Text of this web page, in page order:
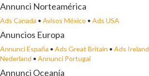
Annunci Norteamérica
Ads Canada • Avisos México • Ads USA
Anuncios Europa
Annunci España • Ads Great Britain • Ads Ireland
Nederland • Annunci Portugal
Annunci Oceanía